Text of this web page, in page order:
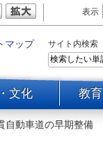
表示
マップ サイト内検索
文化 教
自動車道の早期整備